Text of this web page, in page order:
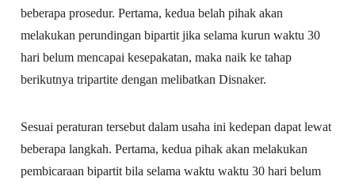
beberapa prosedur. Pertama, kedua belah pihak akan
melakukan perundingan bipartit jika selama kurun waktu 30
hari belum mencapai kesepakatan, maka naik ke tahap
berikutnya tripartite dengan melibatkan Disnaker.
Sesuai peraturan tersebut dalam usaha ini kedepan dapat lewat
beberapa langkah. Pertama, kedua pihak akan melakukan
pembicaraan bipartit bila selama waktu waktu 30 hari belum